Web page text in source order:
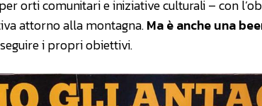
orti comunitari e iniziative culturali – con
attorno alla montagna.Ma è anche una
i propri obiettivi.